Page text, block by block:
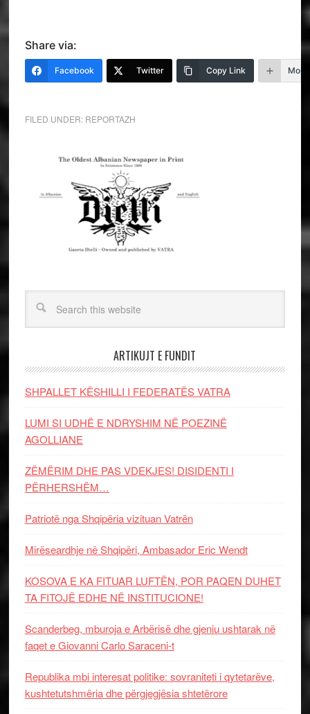
Share via:
Facebook Twitter Copy Link More
FILED UNDER: REPORTAZH
ARTIKUJT E FUNDIT
SHPALLET KËSHILLI I FEDERATËS VATRA
LUMI SI UDHË E NDRYSHIM NË POEZINË
AGOLLIANE
ZËMËRIM DHE PAS VDEKJES! DISIDENTI I
PËRHERSHËM…
Patriotë nga Shqipëria vizituan Vatrën
Mirëseardhje në Shqipëri, Ambasador Eric Wendt
KOSOVA E KA FITUAR LUFTËN, POR PAQEN DUHET
TA FITOJË EDHE NË INSTITUCIONE!
Scanderbeg, mburoja e Arbërisë dhe gjeniu ushtarak në
faqet e Giovanni Carlo Saraceni-t
Republika mbi interesat politike: sovraniteti i qytetarëve,
kushtetutshmëria dhe përgjegjësia shtetërore